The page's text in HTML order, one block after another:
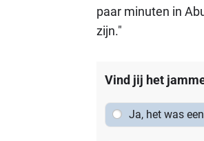
paar minuten in
zijn."
Vind jij het
Ja, het was